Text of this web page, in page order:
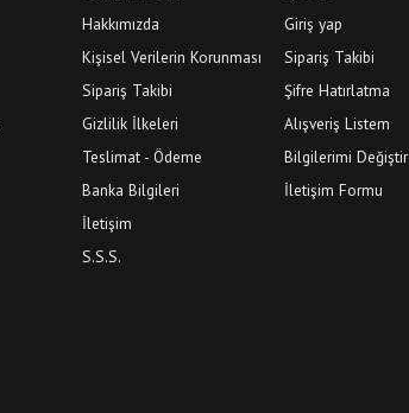
Hakkımızda
Kişisel Verilerin Korunması
Sipariş Takibi
Gizlilik İlkeleri
Teslimat - Ödeme
Banka Bilgileri
İletişim
S.S.S.
Giriş yap
Sipariş Takibi
Şifre Hatırlatma
Alışveriş Listem
Bilgilerimi Değiştir
İletişim Formu